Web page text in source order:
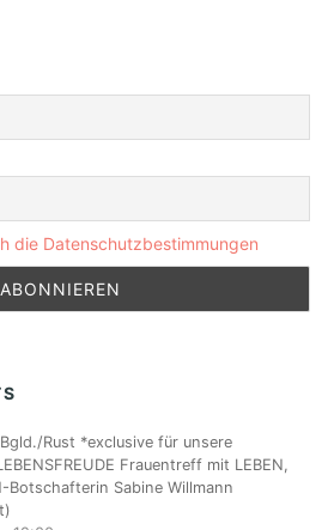
die Datenschutzbestimmungen
Bgld./Rust *exclusive für unsere
Frauentreff mit LEBEN,
Botschafterin Sabine Willmann